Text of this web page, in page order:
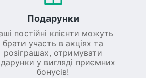
Подарунки
постійні клієнти можуть
брати участь в акціях та
розіграшах, отримувати
у вигляді приємних
бонусів!